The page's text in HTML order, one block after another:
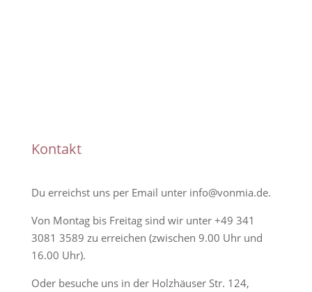
Kontakt
Du erreichst uns per Email unter info@vonmia.de.
Von Montag bis Freitag sind wir unter +49 341
3081 3589 zu erreichen (zwischen 9.00 Uhr und
16.00 Uhr).
Oder besuche uns in der Holzhäuser Str. 124,